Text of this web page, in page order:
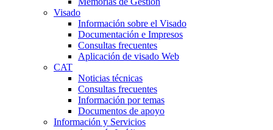
Visado
Información sobre el Visado
Documentación e Impresos
Consultas frecuentes
Aplicación de visado Web
CAT
Noticias técnicas
Consultas frecuentes
Información por temas
Documentos de apoyo
Información y Servicios